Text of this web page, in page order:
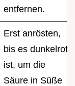
entfernen.
Erst anrösten,
bis es dunkelrot
ist, um die
Säure in Süße